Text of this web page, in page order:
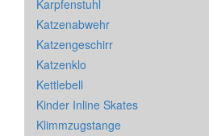
Karpfenstuhl
Katzenabwehr
Katzengeschirr
Katzenklo
Kettlebell
Kinder Inline Skates
Klimmzugstange